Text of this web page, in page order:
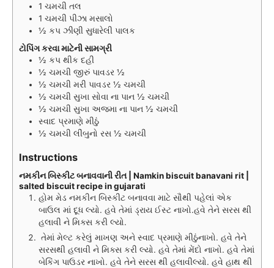
1 ચમચી તલ
1 ચમચી પીઝા મસાલો
½ કપ ઝીણી સુધારેલી પાલક
ટોપિંગ કરવા માટેની સામગ્રી
½ કપ થીક દહી
½ ચમચી જીરું પાવડર ½
½ ચમચી મરી પાવડર ½ ચમચી
½ ચમચી સુખા સોવા ના પાન ½ ચમચી
½ ચમચી સુખા અજમા ના પાન ½ ચમચી
સ્વાદ પ્રમાણે મીઠું
½ ચમચી લીંબુનો રસ ½ ચમચી
Instructions
નમકીન બિસ્કીટ બનાવવાની રીત | Namkin biscuit banavani rit |
salted biscuit recipe in gujarati
હોમ મેડ નમકીન બિસ્કીટ બનાવવા માટે સૌથી પહેલાં એક
બાઉલ માં દૂધ લ્યો. હવે તેમાં ડ્રાય ઈસ્ટ નાખો.હવે તેને સરસ થી
હલાવી ને મિક્સ કરી લ્યો.
તેમાં મેલ્ટ કરેલું માખણ અને સ્વાદ પ્રમાણે મીઠુંનાખો. હવે તેને
સરસથી હલાવી ને મિક્સ કરી લ્યો. હવે તેમાં મેંદો નાખો. હવે તેમાં
બેકિંગ પાઉડર નાખો. હવે તેને સરસ થી હલાવીલ્યો. હવે હાથ થી